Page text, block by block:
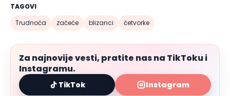
TAGOVI
Trudnoća
začeće blizanci četvorke
Za najnovije vesti, pratite nas na TikToku i
Instagramu.
TikTok Instagram